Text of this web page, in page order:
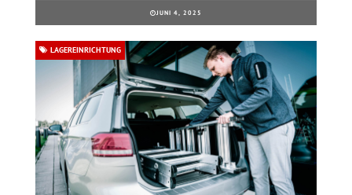
JUNI 4, 2025
LAGEREINRICHTUNG